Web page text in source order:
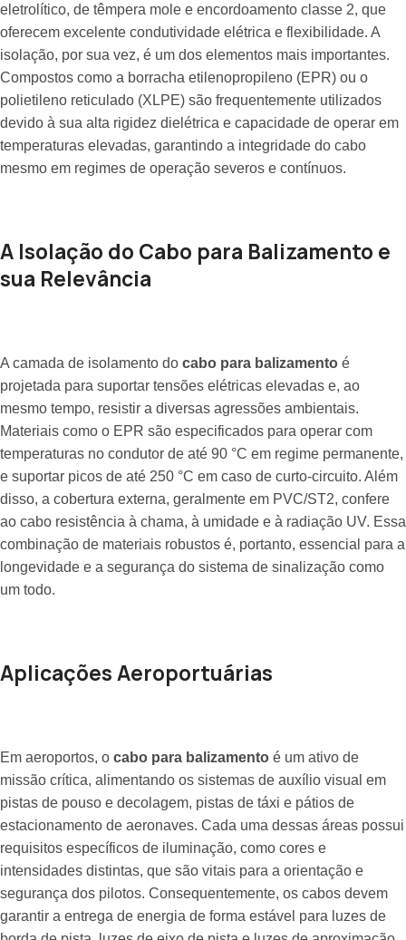
eletrolítico, de têmpera mole e encordoamento classe 2, que
oferecem excelente condutividade elétrica e flexibilidade. A
isolação, por sua vez, é um dos elementos mais importantes.
Compostos como a borracha etilenopropileno (EPR) ou o
polietileno reticulado (XLPE) são frequentemente utilizados
devido à sua alta rigidez dielétrica e capacidade de operar em
temperaturas elevadas, garantindo a integridade do cabo
mesmo em regimes de operação severos e contínuos.
A Isolação do Cabo para Balizamento e
sua Relevância
A camada de isolamento do cabo para balizamento é
projetada para suportar tensões elétricas elevadas e, ao
mesmo tempo, resistir a diversas agressões ambientais.
Materiais como o EPR são especificados para operar com
temperaturas no condutor de até 90 °C em regime permanente,
e suportar picos de até 250 °C em caso de curto-circuito. Além
disso, a cobertura externa, geralmente em PVC/ST2, confere
ao cabo resistência à chama, à umidade e à radiação UV. Essa
combinação de materiais robustos é, portanto, essencial para a
longevidade e a segurança do sistema de sinalização como
um todo.
Aplicações Aeroportuárias
Em aeroportos, o cabo para balizamento é um ativo de
missão crítica, alimentando os sistemas de auxílio visual em
pistas de pouso e decolagem, pistas de táxi e pátios de
estacionamento de aeronaves. Cada uma dessas áreas possui
requisitos específicos de iluminação, como cores e
intensidades distintas, que são vitais para a orientação e
segurança dos pilotos. Consequentemente, os cabos devem
garantir a entrega de energia de forma estável para luzes de